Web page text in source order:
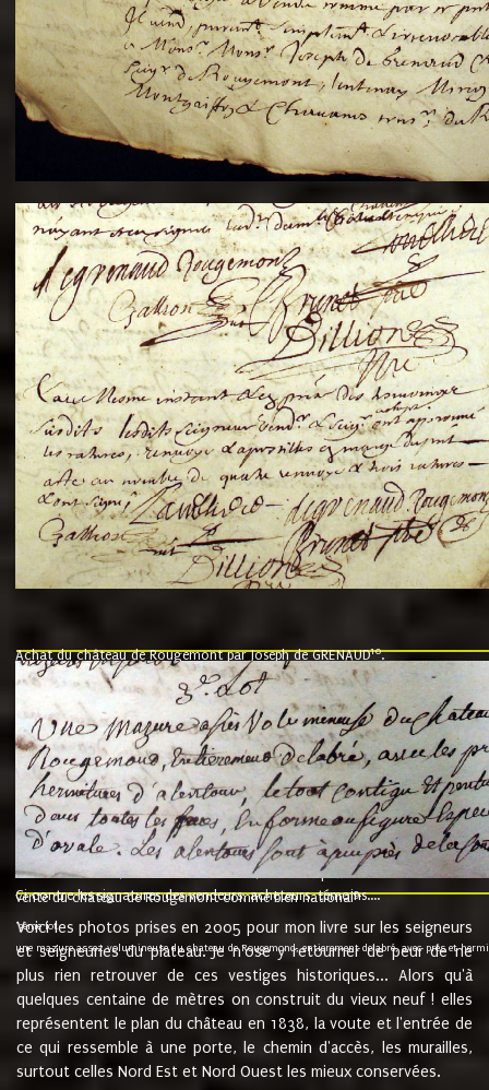
Achat du château de Rougemont par Joseph de GRENAUD10.
"l'an mil six cent soixante treze le ving neuvième jour du mois de
nommé fut présent Messire Claude Guillaume de Moyriat chevalier baron
vend, purement simplement et irrevocablement a monseigneur monsieur
et chavannes conseiller du roy au parlement de Bourgogne, present et
que le dit seigneur Baron de la Vellière a sur ses hommes, indivisables et
de la Velliere tout ainsi et comme le dit seigneur Baron et ses
présent......"
suivent les rentes, donation des terriers, etc... au prix de 880 livre louis
Ci contre les signatures des vendeurs, acheteurs, témoins....
vente du château de Rougemont comme bien national9.
"3ème lot
une mazure assez volumineuse du chateau de Rougemond, entierement delabré, avec près et
Voici les photos prises en 2005 pour mon livre sur les seigneurs
et seigneuries du plateau. Je n'ose y retourner de peur de ne
plus rien retrouver de ces vestiges historiques... Alors qu'à
quelques centaine de mètres on construit du vieux neuf ! elles
représentent le plan du château en 1838, la voute et l'entrée de
ce qui ressemble à une porte, le chemin d'accès, les murailles,
surtout celles Nord Est et Nord Ouest les mieux conservées.